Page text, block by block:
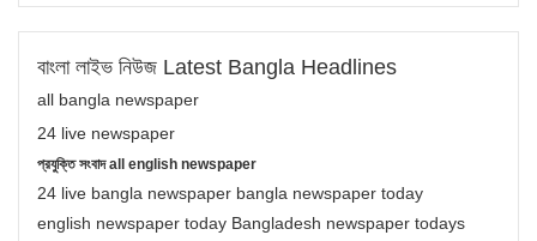
বাংলা লাইভ নিউজ Latest Bangla Headlines
all bangla newspaper
24 live newspaper
প্রযুক্তি সংবাদ all english newspaper
24 live bangla newspaper bangla newspaper today
english newspaper today Bangladesh newspaper todays